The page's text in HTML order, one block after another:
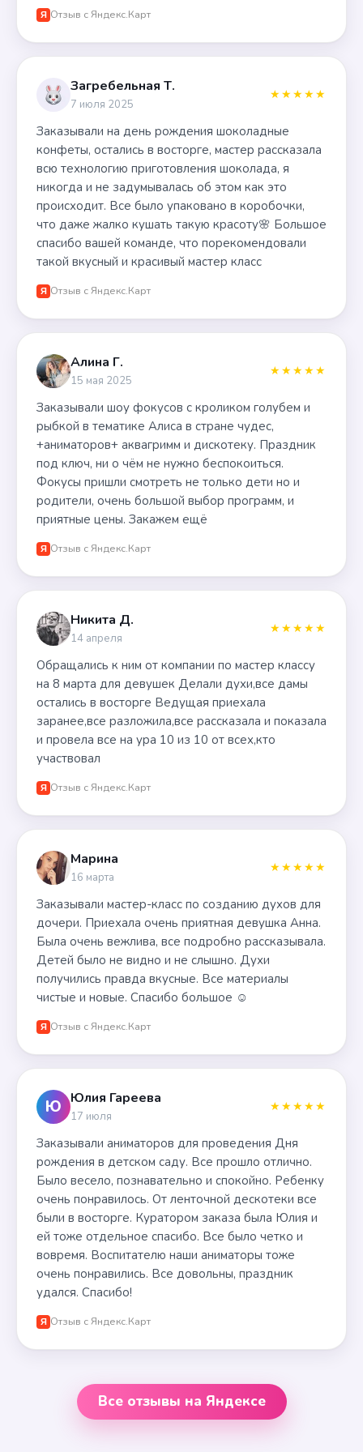
Я Отзыв с Яндекс.Карт
Загребельная Т.
7 июля 2025
★★★★★
Заказывали на день рождения шоколадные
конфеты, остались в восторге, мастер рассказала
всю технологию приготовления шоколада, я
никогда и не задумывалась об этом как это
происходит. Все было упаковано в коробочки,
что даже жалко кушать такую красоту🌸 Большое
спасибо вашей команде, что порекомендовали
такой вкусный и красивый мастер класс
Я Отзыв с Яндекс.Карт
Алина Г.
15 мая 2025
★★★★★
Заказывали шоу фокусов с кроликом голубем и
рыбкой в тематике Алиса в стране чудес,
+аниматоров+ аквагримм и дискотеку. Праздник
под ключ, ни о чём не нужно беспокоиться.
Фокусы пришли смотреть не только дети но и
родители, очень большой выбор программ, и
приятные цены. Закажем ещё
Я Отзыв с Яндекс.Карт
Никита Д.
14 апреля
★★★★★
Обращались к ним от компании по мастер классу
на 8 марта для девушек Делали духи,все дамы
остались в восторге Ведущая приехала
заранее,все разложила,все рассказала и показала
и провела все на ура 10 из 10 от всех,кто
участвовал
Я Отзыв с Яндекс.Карт
Марина
16 марта
★★★★★
Заказывали мастер-класс по созданию духов для
дочери. Приехала очень приятная девушка Анна.
Была очень вежлива, все подробно рассказывала.
Детей было не видно и не слышно. Духи
получились правда вкусные. Все материалы
чистые и новые. Спасибо большое ☺️
Я Отзыв с Яндекс.Карт
Ю Юлия Гареева
17 июля
★★★★★
Заказывали аниматоров для проведения Дня
рождения в детском саду. Все прошло отлично.
Было весело, познавательно и спокойно. Ребенку
очень понравилось. От ленточной дескотеки все
были в восторге. Куратором заказа была Юлия и
ей тоже отдельное спасибо. Все было четко и
вовремя. Воспитателю наши аниматоры тоже
очень понравились. Все довольны, праздник
удался. Спасибо!
Я Отзыв с Яндекс.Карт
Все отзывы на Яндексе